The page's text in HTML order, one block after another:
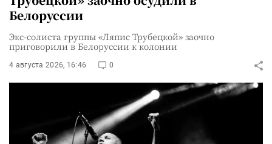
Белоруссии
Экс-солиста группы «Ляпис Трубецкой» заочно
приговорили в Белоруссии к колонии
4 августа 2026, 16:46 0